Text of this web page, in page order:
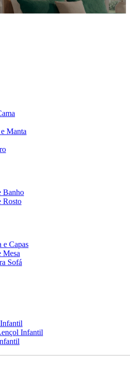
Manta
Banho
Rosto
e Capas
Mesa
Sofá
Infantil